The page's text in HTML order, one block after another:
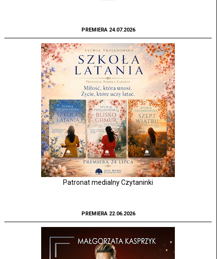
PREMIERA 24.07.2026
Patronat medialny Czytaninki
PREMIERA 22.06.2026